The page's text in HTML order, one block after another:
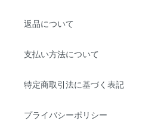
返品について
支払い方法について
特定商取引法に基づく表記
プライバシーポリシー